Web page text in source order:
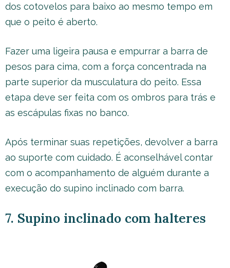
dos cotovelos para baixo ao mesmo tempo em
que o peito é aberto.
Fazer uma ligeira pausa e empurrar a barra de
pesos para cima, com a força concentrada na
parte superior da musculatura do peito. Essa
etapa deve ser feita com os ombros para trás e
as escápulas fixas no banco.
Após terminar suas repetições, devolver a barra
ao suporte com cuidado. É aconselhável contar
com o acompanhamento de alguém durante a
execução do supino inclinado com barra.
7. Supino inclinado com halteres